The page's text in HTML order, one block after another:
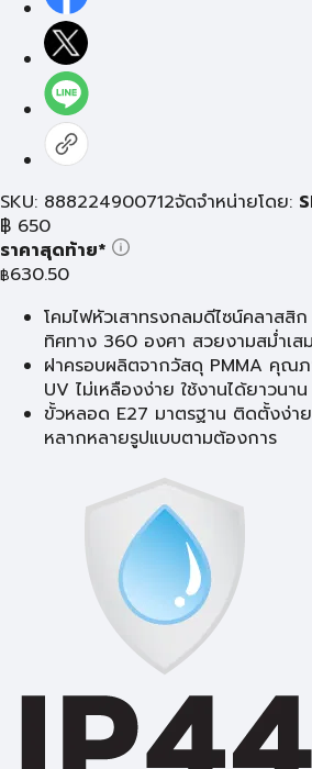
SKU: 888224900712จัดจำหน่ายโดย:
฿ 650
ราคาสุดท้าย*
฿630.50
โคมไฟหัวเสาทรงกลมดีไซน์คลาสสิ
ทิศทาง 360 องศา สวยงามสม่ำเส
ฝาครอบผลิตจากวัสดุ PMMA คุณ
UV ไม่เหลืองง่าย ใช้งานได้ยาวนาน
ขั้วหลอด E27 มาตรฐาน ติดตั้งง่า
หลากหลายรูปแบบตามต้องการ